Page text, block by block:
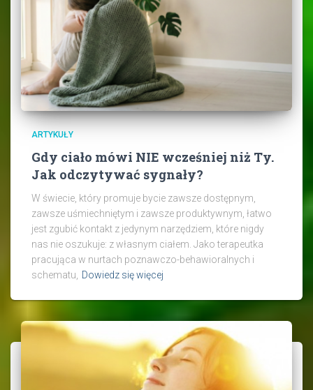
ARTYKUŁY
Gdy ciało mówi NIE wcześniej niż Ty.
Jak odczytywać sygnały?
W świecie, który promuje bycie zawsze dostępnym,
zawsze uśmiechniętym i zawsze produktywnym, łatwo
jest zgubić kontakt z jedynym narzędziem, które nigdy
nas nie oszukuje: z własnym ciałem. Jako terapeutka
pracująca w nurtach poznawczo-behawioralnych i
schematu,
Dowiedz się więcej